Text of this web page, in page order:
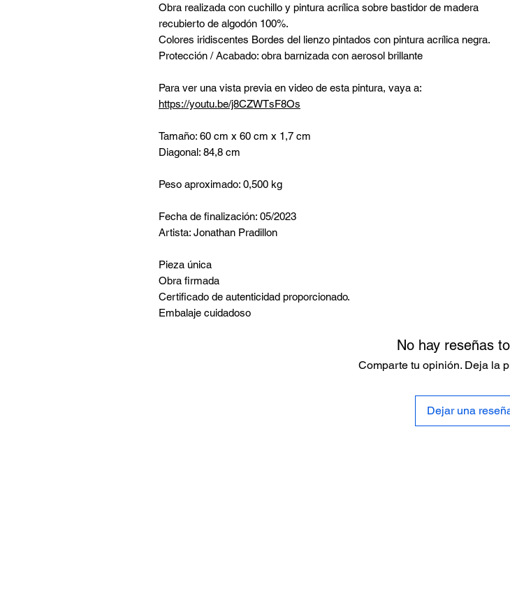
Obra realizada con cuchillo y pintura acrílica sobre bastidor de madera
recubierto de algodón 100%.
Colores iridiscentes Bordes del lienzo pintados con pintura acrílica negra.
Protección / Acabado: obra barnizada con aerosol brillante
Para ver una vista previa en video de esta pintura, vaya a:
https://youtu.be/j8CZWTsF8Os
Tamaño: 60 cm x 60 cm x 1,7 cm
Diagonal: 84,8 cm
Peso aproximado: 0,500 kg
Fecha de finalización: 05/2023
Artista: Jonathan Pradillon
Pieza única
Obra firmada
Certificado de autenticidad proporcionado.
Embalaje cuidadoso
No hay reseñas
Comparte tu opinión. Deja la
Dejar una